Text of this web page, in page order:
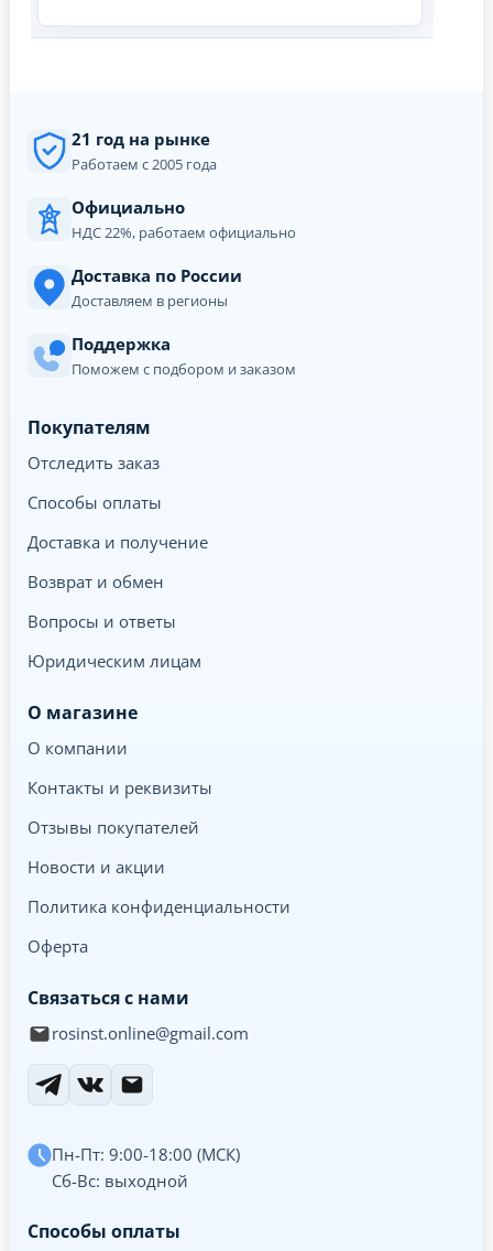
21 год на рынке
Работаем с 2005 года
Официально
НДС 22%, работаем официально
Доставка по России
Доставляем в регионы
Поддержка
Поможем с подбором и заказом
Покупателям
Отследить заказ
Способы оплаты
Доставка и получение
Возврат и обмен
Вопросы и ответы
Юридическим лицам
О магазине
О компании
Контакты и реквизиты
Отзывы покупателей
Новости и акции
Политика конфиденциальности
Оферта
Связаться с нами
rosinst.online@gmail.com
Пн-Пт: 9:00-18:00 (МСК)
Сб-Вс: выходной
Способы оплаты